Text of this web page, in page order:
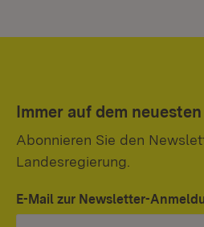
Immer auf dem
Abonnieren Sie den
Landesregierung.
E-Mail zur Newsletter-